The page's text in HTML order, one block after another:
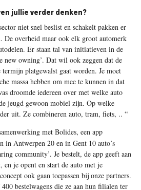
jullie verder denken?
niet snel beslist en schakelt pakken er
De overheid maar ook elk groot automerk
Er staan tal van initiatieven in de
new owning’. Dat wil ook zeggen dat de
platgewalst gaat worden. Je moet
massa hebben om mee te kunnen in dat
droomde iedereen over met welke auto
jeugd gewoon mobiel zijn. Op welke
uit. Ze combineren auto, tram, fiets, .. “
met Bolides, een app
in Antwerpen 20 en in Gent 10 auto’s
community’. Je bestelt, de app geeft aan
en je opent en start de auto met je
ook gaan toepassen bij onze partners.
bestelwagens die ze aan hun filialen ter